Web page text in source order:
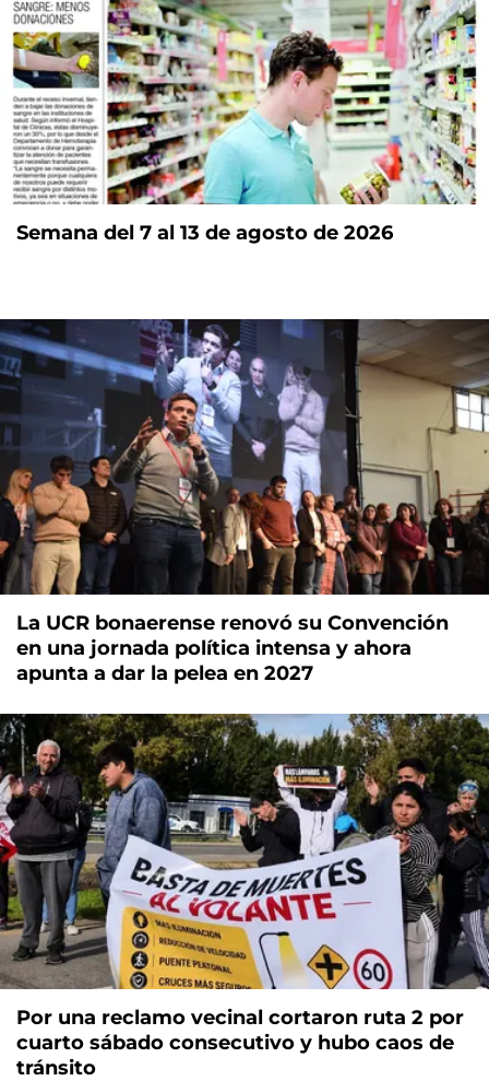
Semana del 7 al 13 de agosto de 2026
La UCR bonaerense renovó su Convención
en una jornada política intensa y ahora
apunta a dar la pelea en 2027
Por una reclamo vecinal cortaron ruta 2 por
cuarto sábado consecutivo y hubo caos de
tránsito